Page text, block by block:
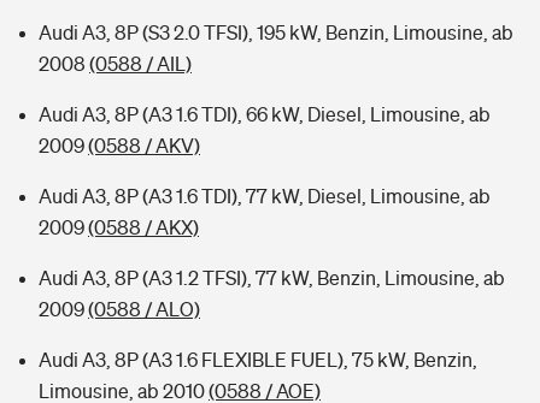
Audi A3, 8P (S3 2.0 TFSI), 195 kW, Benzin, Limousine, ab
2008 (0588 / AIL)
Audi A3, 8P (A3 1.6 TDI), 66 kW, Diesel, Limousine, ab
2009(0588 / AKV)
Audi A3, 8P (A3 1.6 TDI), 77 kW, Diesel, Limousine, ab
2009(0588 / AKX)
Audi A3, 8P (A3 1.2 TFSI), 77 kW, Benzin, Limousine, ab
2009(0588 / ALO)
Audi A3, 8P (A3 1.6 FLEXIBLE FUEL), 75 kW, Benzin,
Limousine, ab 2010(0588 / AOE)